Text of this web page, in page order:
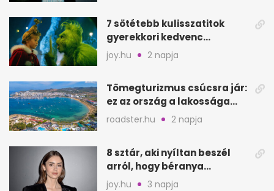
7 sötétebb kulisszatitok
gyerekkori kedvenc
filmjeinkről a Joy szerint
joy.hu 2 napja
Tömegturizmus csúcsra jár:
ez az ország a lakossága
kétszeresét fogadja
roadster.hu 2 napja
8 sztár, aki nyíltan beszél
arról, hogy béranya
segítette a családalapítást
joy.hu 3 napja